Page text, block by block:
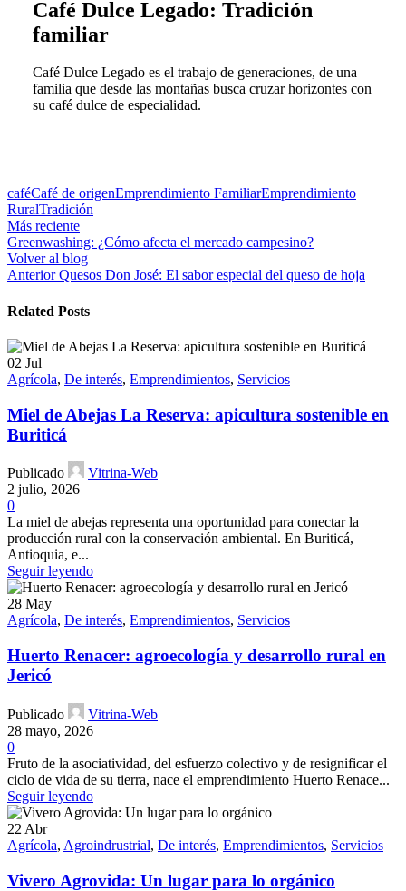
Café Dulce Legado: Tradición
familiar
Café Dulce Legado es el trabajo de generaciones, de una
familia que desde las montañas busca cruzar horizontes con
su café dulce de especialidad.
caféCafé de origenEmprendimiento FamiliarEmprendimiento
RuralTradición
Más reciente
Greenwashing: ¿Cómo afecta el mercado campesino?
Volver al blog
Anterior Quesos Don José: El sabor especial del queso de hoja
Related Posts
02 Jul
Agrícola, De interés, Emprendimientos, Servicios
Miel de Abejas La Reserva: apicultura sostenible en
Buriticá
Publicado
Vitrina-Web
2 julio, 2026
0
La miel de abejas representa una oportunidad para conectar la
producción rural con la conservación ambiental. En Buriticá,
Antioquia, e...
Seguir leyendo
28 May
Agrícola, De interés, Emprendimientos, Servicios
Huerto Renacer: agroecología y desarrollo rural en
Jericó
Publicado
Vitrina-Web
28 mayo, 2026
0
Fruto de la asociatividad, del esfuerzo colectivo y de resignificar el
ciclo de vida de su tierra, nace el emprendimiento Huerto Renace...
Seguir leyendo
22 Abr
Agrícola, Agroindrustrial, De interés, Emprendimientos, Servicios
Vivero Agrovida: Un lugar para lo orgánico